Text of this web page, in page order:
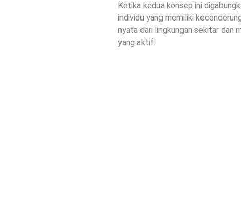
Ketika kedua konsep ini
individu yang memiliki
nyata dari lingkungan sekitar dan
yang aktif.